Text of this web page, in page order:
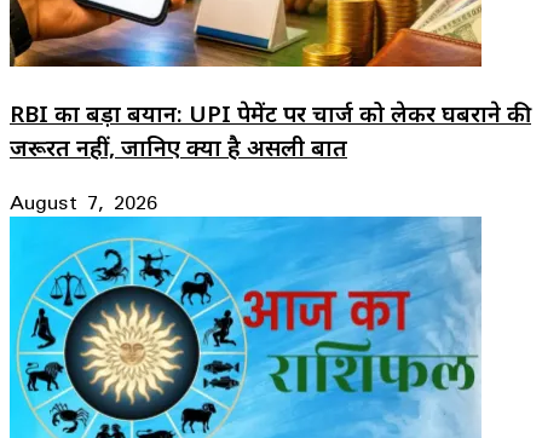
RBI का बड़ा बयान: UPI पेमेंट पर चार्ज को लेकर घबराने की
जरूरत नहीं, जानिए क्या है असली बात
August 7, 2026